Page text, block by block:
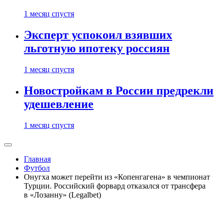
1 месяц спустя
Эксперт успокоил взявших
льготную ипотеку россиян
1 месяц спустя
Новостройкам в России предрекли
удешевление
1 месяц спустя
Главная
Футбол
Онугха может перейти из «Копенгагена» в чемпионат
Турции. Российский форвард отказался от трансфера
в «Лозанну» (Legalbet)